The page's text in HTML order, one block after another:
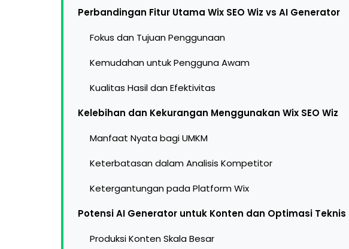
Perbandingan Fitur Utama Wix SEO Wiz vs AI Generator
Fokus dan Tujuan Penggunaan
Kemudahan untuk Pengguna Awam
Kualitas Hasil dan Efektivitas
Kelebihan dan Kekurangan Menggunakan Wix SEO Wiz
Manfaat Nyata bagi UMKM
Keterbatasan dalam Analisis Kompetitor
Ketergantungan pada Platform Wix
Potensi AI Generator untuk Konten dan Optimasi Teknis
Produksi Konten Skala Besar